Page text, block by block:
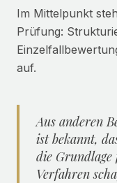
Im Mittelpunkt
Prüfung:
auf.
Aus anderen
ist bekannt,
die
Verfahren